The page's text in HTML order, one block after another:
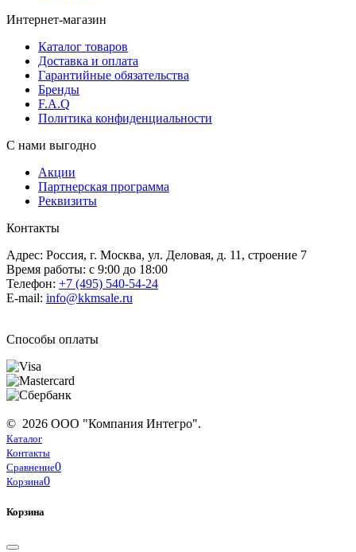
Интернет-магазин
Каталог товаров
Доставка и оплата
Гарантийные обязательства
Бренды
F.A.Q
Политика конфиденциальности
С нами выгодно
Акции
Партнерская программа
Реквизиты
Контакты
Адрес: Россия, г. Москва, ул. Деловая, д. 11, строение 7
Время работы: с 9:00 до 18:00
Телефон: +7 (495) 540-54-24
E-mail: info@kkmsale.ru
Способы оплаты
© 2026 ООО "Компания Интегро".
Каталог
Контакты
Сравнение0
Корзина0
Корзина